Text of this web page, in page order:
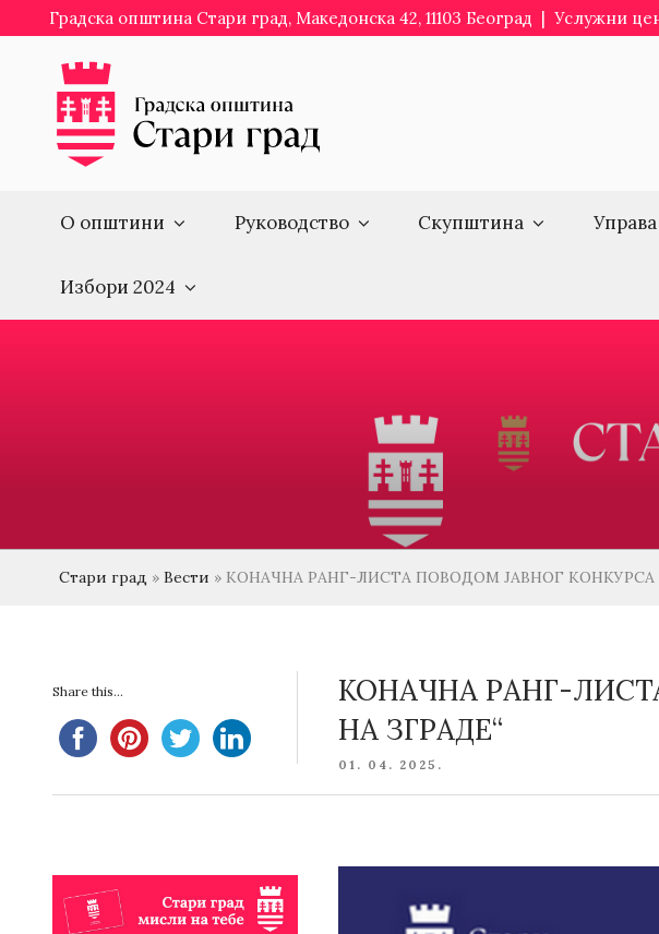
to
content
Градска општина Стари град, Македонска 42, 11103 Београд | Услужни
О општини Руководство Скупштина Управа
Избори 2024
Стари град » Вести » КОНАЧНА РАНГ-ЛИСТА ПОВОДОМ ЈАВНОГ КОНКУРСА
Share this...
КОНАЧНА РАНГ-
НА ЗГРАДЕ“
POSTED
01. 04. 2025.